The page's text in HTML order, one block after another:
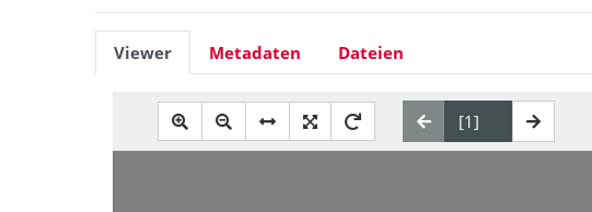
Viewer Metadaten Dateien